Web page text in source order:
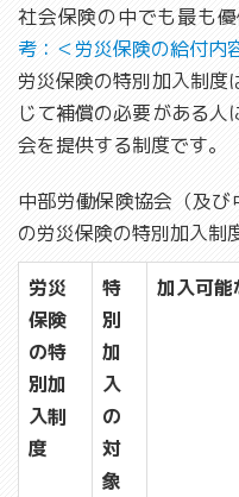
社会保険の中でも最も
考：＜労災保険の給付内
労災保険の特別加入制度
じて補償の必要がある人
会を提供する制度です。
中部労働保険協会（及
の労災保険の特別加入制
労災
保険
の特
別加
入制
度
特
別
加
入
の
対
象
加入可能